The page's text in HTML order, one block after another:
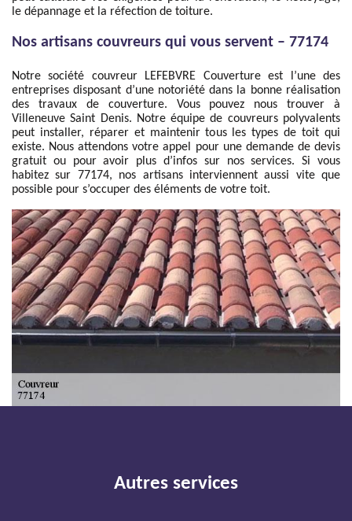
le dépannage et la réfection de toiture.
Nos artisans couvreurs qui vous servent – 77174
Notre société couvreur LEFEBVRE Couverture est l’une des
entreprises disposant d’une notoriété dans la bonne réalisation
des travaux de couverture. Vous pouvez nous trouver à
Villeneuve Saint Denis. Notre équipe de couvreurs polyvalents
peut installer, réparer et maintenir tous les types de toit qui
existe. Nous attendons votre appel pour une demande de devis
gratuit ou pour avoir plus d’infos sur nos services. Si vous
habitez sur 77174, nos artisans interviennent aussi vite que
possible pour s’occuper des éléments de votre toit.
Autres services